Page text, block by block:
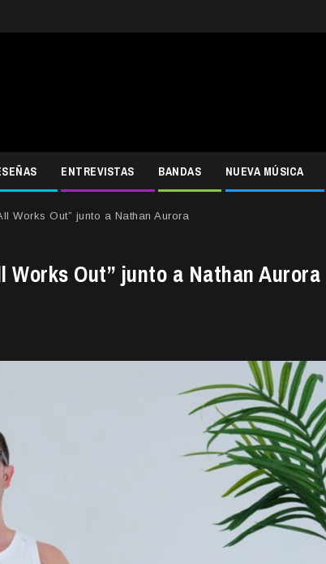
ENTREVISTAS BANDAS NUEVA MÚSICA
Works Out” junto a Nathan Aurora
Works Out” junto a Nathan Aurora